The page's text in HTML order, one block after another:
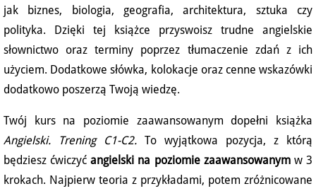
jak biznes, biologia, geografia, architektura, sztuka czy
polityka. Dzięki tej książce przyswoisz trudne angielskie
słownictwo oraz terminy poprzez tłumaczenie zdań z ich
użyciem. Dodatkowe słówka, kolokacje oraz cenne wskazówki
dodatkowo poszerzą Twoją wiedzę.
Twój kurs na poziomie zaawansowanym dopełni książka
Angielski. Trening C1-C2. To wyjątkowa pozycja, z którą
będziesz ćwiczyćangielski na poziomie zaawansowanymw 3
krokach. Najpierw teoria z przykładami, potem zróżnicowane